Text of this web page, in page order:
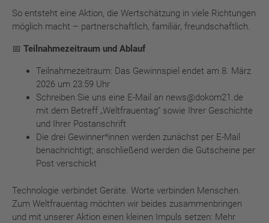
So entsteht eine Aktion, die Wertschätzung in viele Richtungen
möglich macht – partnerschaftlich, familiär, freundschaftlich.
📅 Teilnahmezeitraum und Ablauf
Teilnahmezeitraum: Das Gewinnspiel endet am 8. März
2026 um 23:59 Uhr
Schreiben Sie uns eine E-Mail an news@dokom21.de
mit dem Betreff „Weltfrauentag“ sowie Ihrer Geschichte
und Ihrer Postanschrift
Die drei Gewinner*innen werden zunächst per E-Mail
benachrichtigt; anschließend werden die Gutscheine per
Post verschickt
Technologie verbindet Geräte. Worte verbinden Menschen.
Zum Weltfrauentag möchten wir beides zusammenbringen
und mit unserer Aktion einen kleinen Impuls setzen: Mehr